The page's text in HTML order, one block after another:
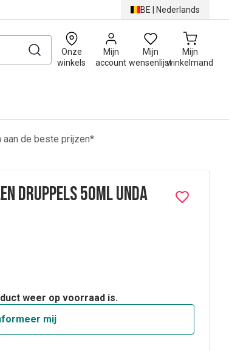
BE | Nederlands
Onze
winkels
Mijn
account
Mijn
wensenlijst
Mijn
winkelmand
0
aan de beste prijzen*
Druppels 50ml Unda
weer op voorraad is.
mij